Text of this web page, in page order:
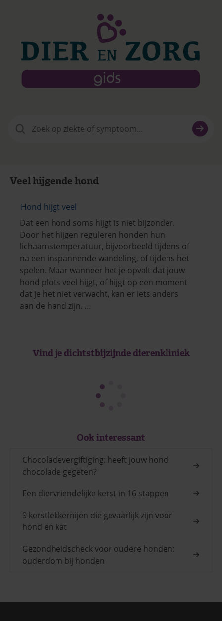
naar:
Veel hijgende hond
Hond hijgt veel
Dat een hond soms hijgt is niet bijzonder.
Door het hijgen reguleren honden hun
lichaamstemperatuur, bijvoorbeeld tijdens of
na een inspannende wandeling, of tijdens het
spelen. Maar wanneer het je opvalt dat jouw
hond plots veel hijgt, of hijgt op een moment
dat je het niet verwacht, kan er iets anders
aan de hand zijn. …
Vind je dichtstbijzijnde dierenkliniek
Ook interessant
Chocoladevergiftiging: heeft jouw hond
chocolade gegeten?
Een diervriendelijke kerst in 16 stappen
9 kerstlekkernijen die gevaarlijk zijn voor
hond en kat
Gezondheidscheck voor oudere honden:
ouderdom bij honden